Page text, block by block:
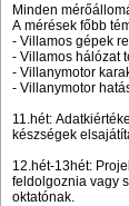
Minden
A mérések főbb
- Villamos gépek
- Villamos hálózat
- Villanymotor
- Villanymotor
11.hét:
készségek
12.hét-13hét:
feldolgoznia vagy
oktatónak.